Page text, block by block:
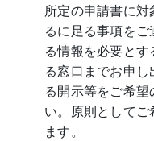
所定の申請書に
るに足る事項を
る情報を必要と
る窓口までお申
る開示等をご希
い。原則として
ます。